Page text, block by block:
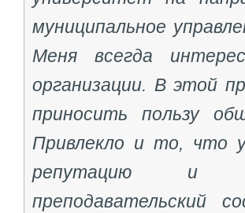
муниципальное
Меня всегда
организации. В этой
приносить пользу
Привлекло и то, что
репутацию и
преподавательский